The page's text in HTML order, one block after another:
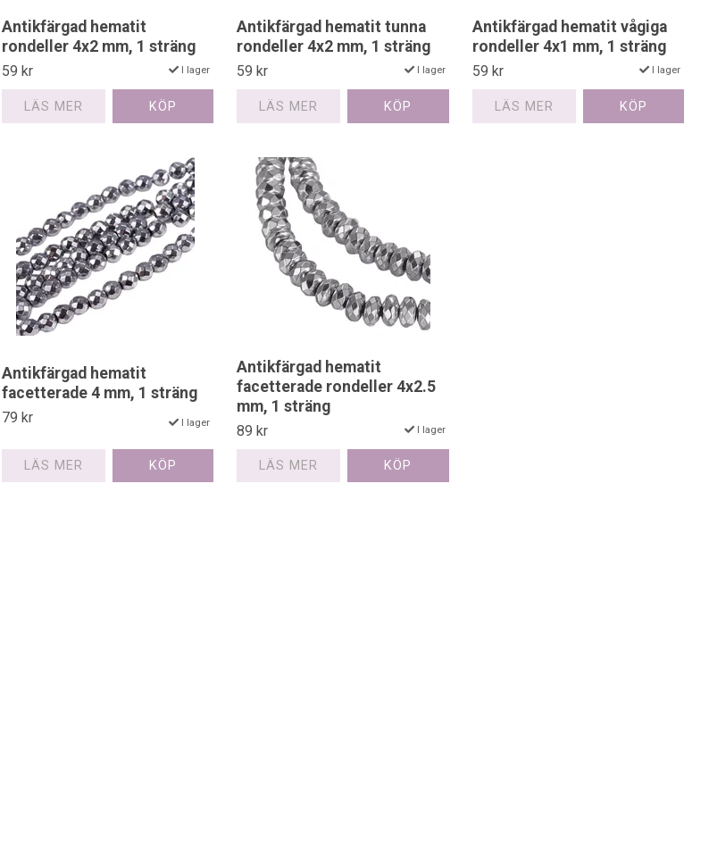
Antikfärgad hematit
rondeller 4x2 mm, 1 sträng
59 kr I lager
LÄS MER
Antikfärgad hematit tunna
rondeller 4x2 mm, 1 sträng
59 kr I lager
LÄS MER
Antikfärgad hematit vågiga
rondeller 4x1 mm, 1 sträng
59 kr I lager
LÄS MER
Antikfärgad hematit
facetterade 4 mm, 1 sträng
79 kr I lager
LÄS MER
Antikfärgad hematit
facetterade rondeller 4x2.5
mm, 1 sträng
89 kr I lager
LÄS MER